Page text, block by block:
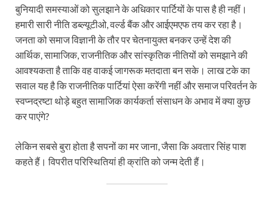
बुनियादी समस्याओं को सुलझाने के अधिकार पार्टियों के पास है ही नहीं।
हमारी सारी नीति डब्ल्यूटीओ, वर्ल्ड बैंक और आईएमएफ तय कर रहा है।
जनता को समाज विज्ञानी के तौर पर चेतनायुक्त बनकर उन्हें देश की
आर्थिक, सामाजिक, राजनीतिक और सांस्कृतिक नीतियों को समझाने की
आवश्यकता है ताकि वह वाकई जागरूक मतदाता बन सके। लाख टके का
सवाल यह है कि राजनीतिक पार्टियां ऐसा करेंगी नहीं और समाज परिवर्तन के
स्वप्नद्रष्टा थोड़े बहुत सामाजिक कार्यकर्ता संसाधन के अभाव में क्या कुछ
कर पाएंगे?
लेकिन सबसे बुरा होता है सपनों का मर जाना, जैसा कि अवतार सिंह पाश
कहते हैं। विपरीत परिस्थितियां ही क्रांति को जन्म देती हैं।